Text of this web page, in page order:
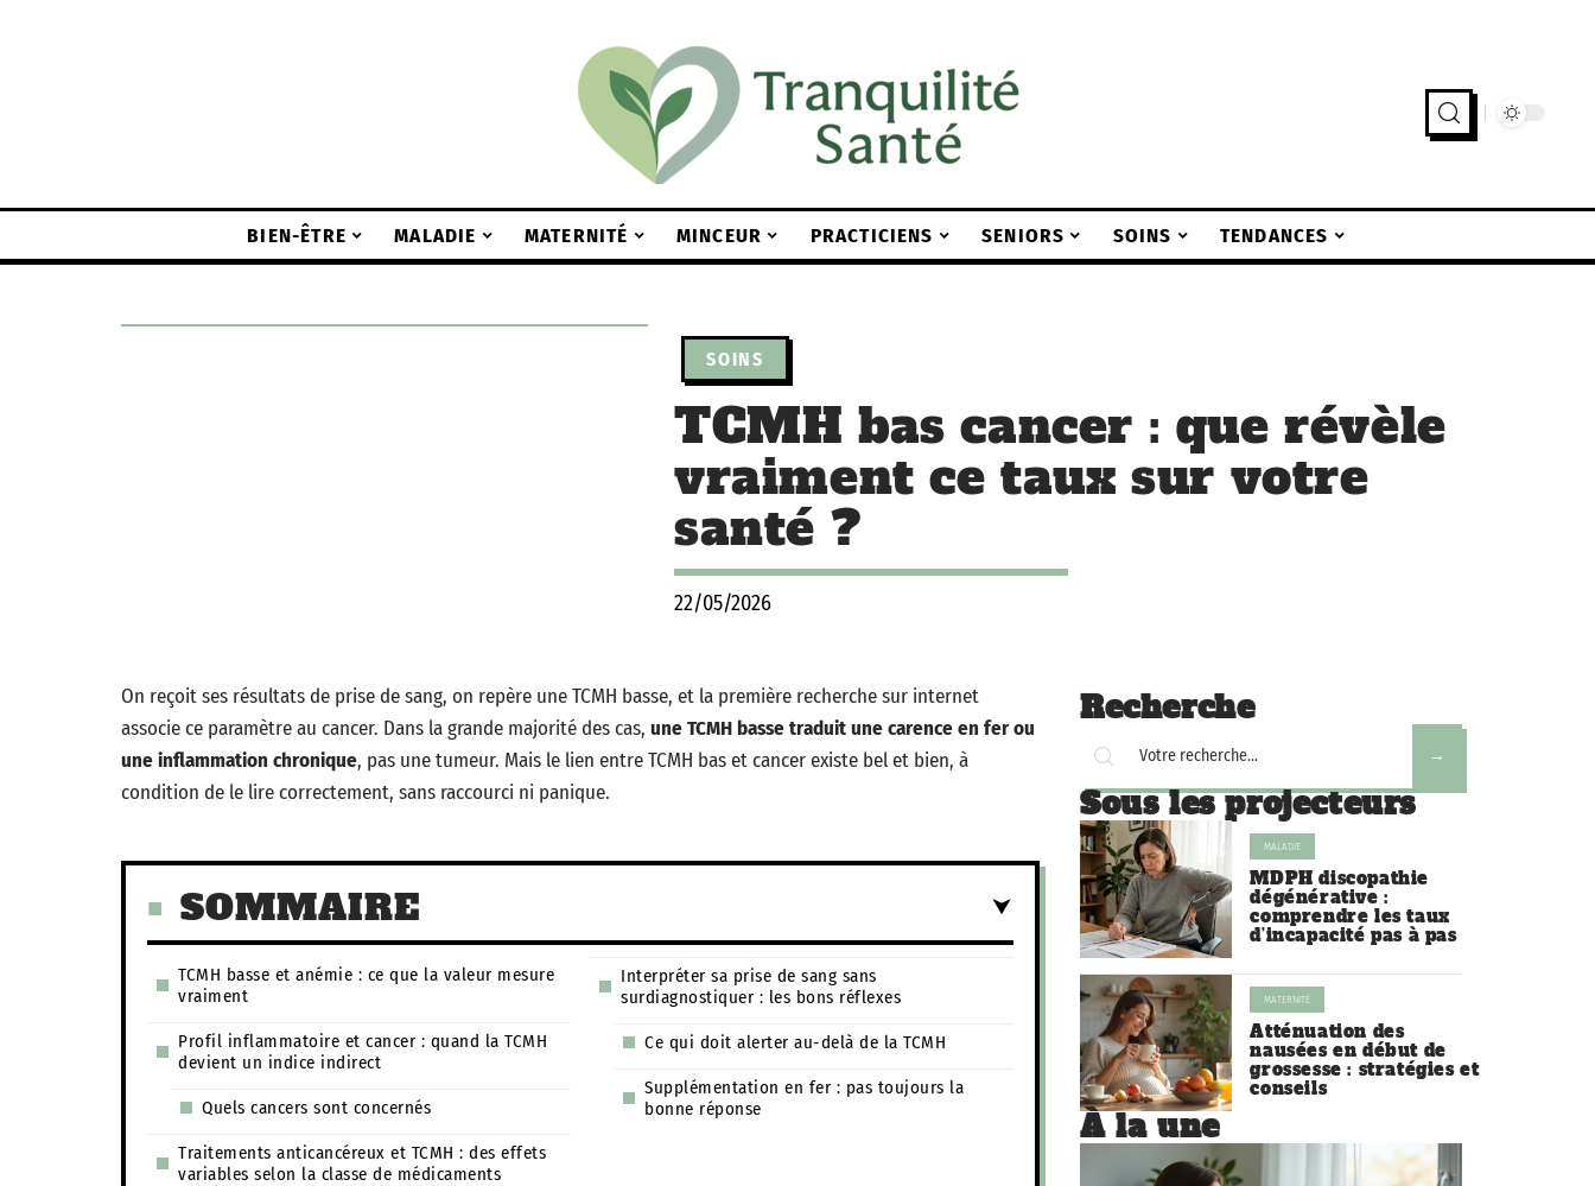
BIEN-ÊTRE MALADIE MATERNITÉ MINCEUR PRACTICIENS SENIORS SOINS TENDANCES
SOINS
TCMH bas cancer : que révèle
vraiment ce taux sur votre
santé ?
22/05/2026
On reçoit ses résultats de prise de sang, on repère une TCMH basse, et la première recherche sur internet
associe ce paramètre au cancer. Dans la grande majorité des cas, une TCMH basse traduit une carence en fer ou
une inflammation chronique, pas une tumeur. Mais le lien entre TCMH bas et cancer existe bel et bien, à
condition de le lire correctement, sans raccourci ni panique.
SOMMAIRE
TCMH basse et anémie : ce que la valeur mesure
vraiment
Profil inflammatoire et cancer : quand la TCMH
devient un indice indirect
Quels cancers sont concernés
Traitements anticancéreux et TCMH : des effets
variables selon la classe de médicaments
Interpréter sa prise de sang sans
surdiagnostiquer : les bons réflexes
Ce qui doit alerter au-delà de la TCMH
Supplémentation en fer : pas toujours la
bonne réponse
Recherche
Sous les projecteurs
MALADIE
MDPH discopathie
dégénérative :
comprendre les taux
d’incapacité pas à pas
MATERNITÉ
Atténuation des
nausées en début de
grossesse : stratégies et
conseils
À la une